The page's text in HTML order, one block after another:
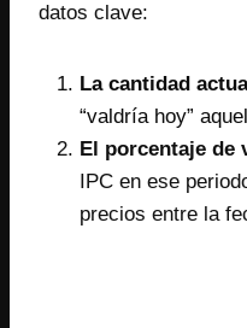
datos clave:
La cantidad
“valdría hoy”
El porcentaje de
IPC en ese
precios entre la